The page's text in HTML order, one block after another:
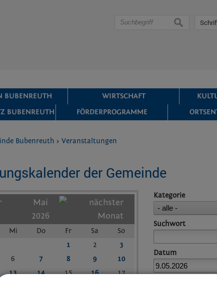
suchen
BUBENREUTH WIRTSCHAFT
BUBENREUTH FÖRDERPROGRAMME
Bubenreuth >Veranstaltungen
der Gemeinde
Mai
2026
Mi Do Fr Sa
So
1
2
3
6 7 8 9
10
13 14 15 16
17
Kategorie
Suchwort
Datum